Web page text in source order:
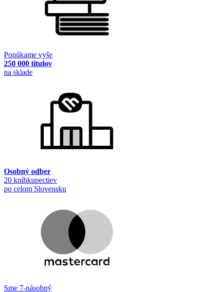
Ponúkame vyše
250 000 titulov
na sklade
Osobný odber
20 kníhkupectiev
po celom Slovensku
Sme 7-násobný